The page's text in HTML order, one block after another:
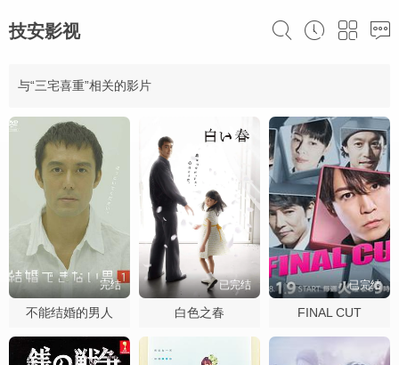
技安影视
与“三宅喜重”相关的影片
完结
不能结婚的男人
已完结
白色之春
已完结
FINAL CUT